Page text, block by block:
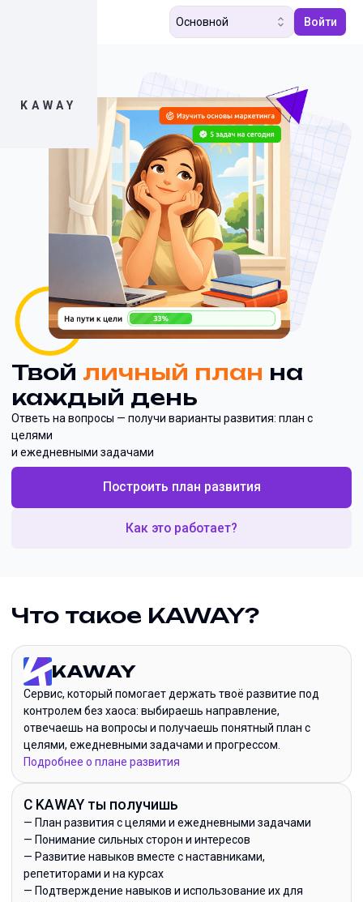
KAWAY
Основной Войти
Твой личный план на
каждый день
Ответь на вопросы — получи варианты развития: план с
целями
и ежедневными задачами
Построить план развития
Как это работает?
Что такое KAWAY?
KAWAY
Сервис, который помогает держать твоё развитие под
контролем без хаоса: выбираешь направление,
отвечаешь на вопросы и получаешь понятный план с
целями, ежедневными задачами и прогрессом.
Подробнее о плане развития
С KAWAY ты получишь
— План развития с целями и ежедневными задачами
— Понимание сильных сторон и интересов
— Развитие навыков вместе с наставниками,
репетиторами и на курсах
— Подтверждение навыков и использование их для